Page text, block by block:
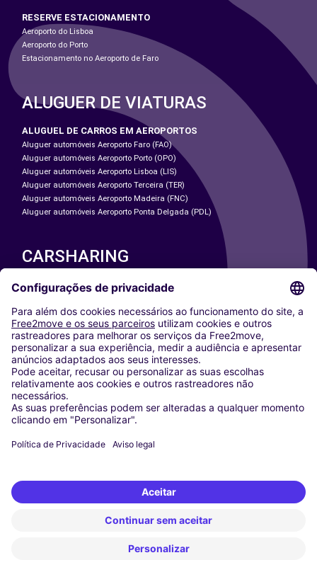
RESERVE ESTACIONAMENTO
Aeroporto do Lisboa
Aeroporto do Porto
Estacionamento no Aeroporto de Faro
ALUGUER DE VIATURAS
ALUGUEL DE CARROS EM AEROPORTOS
Aluguer automóveis Aeroporto Faro (FAO)
Aluguer automóveis Aeroporto Porto (OPO)
Aluguer automóveis Aeroporto Lisboa (LIS)
Aluguer automóveis Aeroporto Terceira (TER)
Aluguer automóveis Aeroporto Madeira (FNC)
Aluguer automóveis Aeroporto Ponta Delgada (PDL)
CARSHARING
NOSSAS CIDADES
Washington DC
Milan
Rome
Turin
Vienna
Berlin
Cologne
Dusseldorf
Frankfurt
Munich